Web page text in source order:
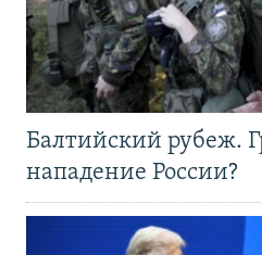
Балтийский рубеж.
нападение России?